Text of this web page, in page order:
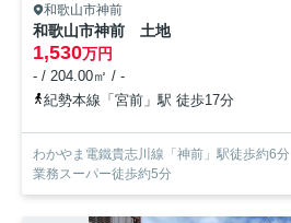
和歌山市神前
和歌山市神前 土地
1,530万円
- / 204.00㎡ / -
紀勢本線「宮前」駅 徒歩17分
わかやま電鐵貴志川線「神前」駅徒歩約6分
業務スーパー徒歩約5分